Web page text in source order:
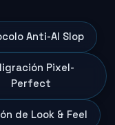
Anti-AI Slop
Pixel-
Perfect
de Look & Feel